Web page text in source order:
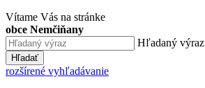
Vítame Vás na stránke
obce Nemčiňany
Hľadaný výraz
Hľadať
rozšírené vyhľadávanie